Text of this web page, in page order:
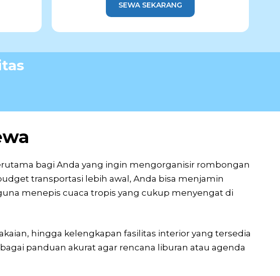
SEWA SEKARANG
bagi Anda yang ingin mengorganisir rombongan
transportasi lebih awal, Anda bisa menjamin
menepis cuaca tropis yang cukup menyengat di
hingga kelengkapan fasilitas interior yang tersedia
panduan akurat agar rencana liburan atau agenda